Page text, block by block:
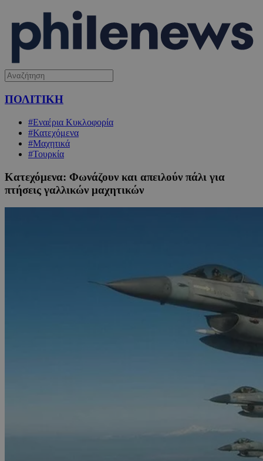
ΠΟΛΙΤΙΚΗ
#Εναέρια Κυκλοφορία
#Κατεχόμενα
#Μαχητικά
#Τουρκία
Κατεχόμενα: Φωνάζουν και απειλούν πάλι για
πτήσεις γαλλικών μαχητικών